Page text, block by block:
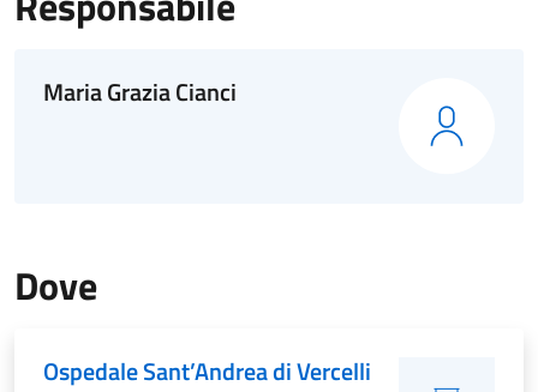
Maria Grazia Cianci
Dove
Ospedale Sant’Andrea di Vercelli